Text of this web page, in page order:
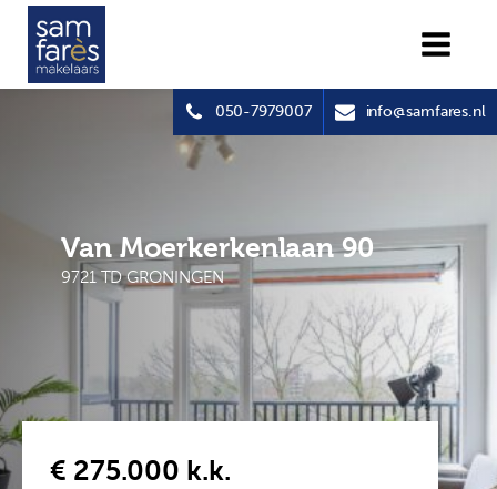
050-7979007 info@samfares.nl
Van Moerkerkenlaan 90
9721 TD GRONINGEN
€ 275.000 k.k.